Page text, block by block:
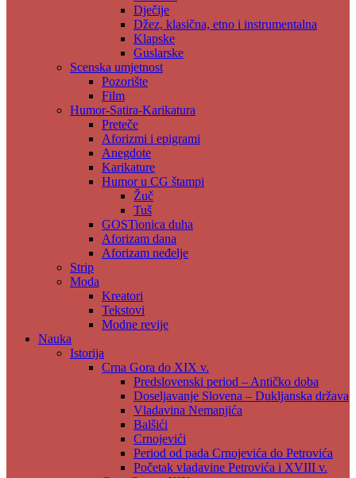
Dječije
Džez, klasična, etno i instrumentalna
Klapske
Guslarske
Scenska umjetnost
Pozorište
Film
Humor-Satira-Karikatura
Preteče
Aforizmi i epigrami
Anegdote
Karikature
Humor u CG štampi
Žuč
Tuš
GOSTionica duha
Aforizam dana
Aforizam neđelje
Strip
Moda
Kreatori
Tekstovi
Modne revije
Nauka
Istorija
Crna Gora do XIX v.
Predslovenski period – Antičko doba
Doseljavanje Slovena – Dukljanska država
Vladavina Nemanjića
Balšići
Crnojevići
Period od pada Crnojevića do Petrovića
Početak vladavine Petrovića i XVIII v.